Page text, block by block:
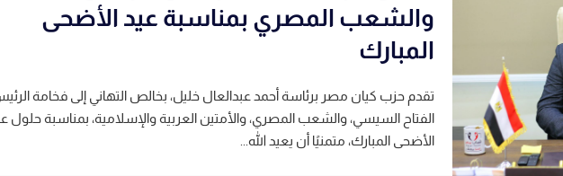
والشعب المصري بمناسبة عيد الأضحى
المبارك
تقدم حزب كيان مصر برئاسة أحمد عبدالعال خليل، بخالص التهاني إلى فخامة
الفتاح السيسي، والشعب المصري، والأمتين العربية والإسلامية، بمناسبة حلول
الأضحى المبارك، متمنيًا أن يعيد الله...